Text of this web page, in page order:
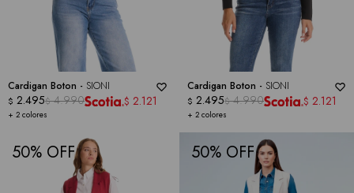
Cardigan Boton - SIONI
+ 2 colores
$ 2.495$ 4.990 $ 2.121
Cardigan Boton - SIONI
+ 2 colores
$ 2.495$ 4.990 $ 2.121
50 50